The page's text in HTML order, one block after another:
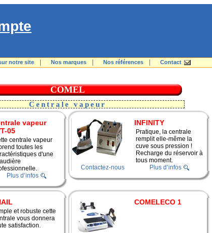
notre site Nos marques Nos références Contact
COMEL
Centrale vapeur
vapeur
05
centrale vapeur
toutes les
d'une
Plus d’infos
INFINITY
Pratique, la centrale
remplit elle-même la
cuve sous pression !
Recharge du réservoir à
tous moment.
Contactez-nous
Plus d’infos
et robuste cette
vous donnera
satisfaction.
COMELECO 1